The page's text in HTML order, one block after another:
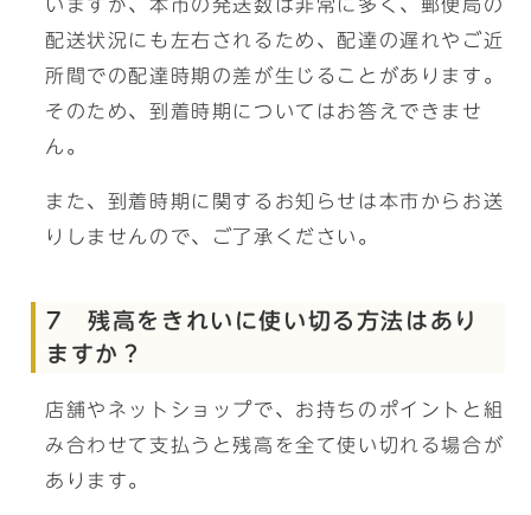
いますが、本市の発送数は非常に多く、郵便局の
配送状況にも左右されるため、配達の遅れやご近
所間での配達時期の差が生じることがあります。
そのため、到着時期についてはお答えできませ
ん。
また、到着時期に関するお知らせは本市からお送
りしませんので、ご了承ください。
7 残高をきれいに使い切る方法はあり
ますか？
店舗やネットショップで、お持ちのポイントと組
み合わせて支払うと残高を全て使い切れる場合が
あります。